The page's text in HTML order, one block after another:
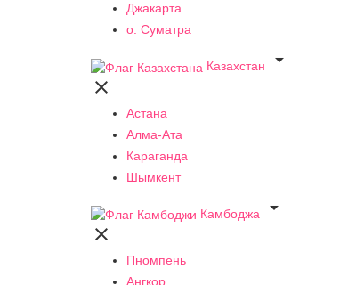
Джакарта
о. Суматра
Казахстан


Астана
Алма-Ата
Караганда
Шымкент
Камбоджа


Пномпень
Ангкор